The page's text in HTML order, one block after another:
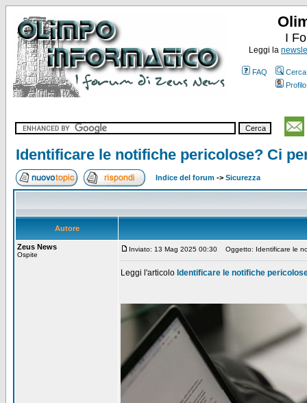
I
Leggi la
FAQ
Cerca
Profilo
Identificare le notifiche pericolose? Ci
Indice del forum -> Sicurezza
Autore
Zeus News
Ospite
Inviato: 13 Mag 2025 00:30 Oggetto: Identificare le
Leggi l'articolo Identificare le notifiche